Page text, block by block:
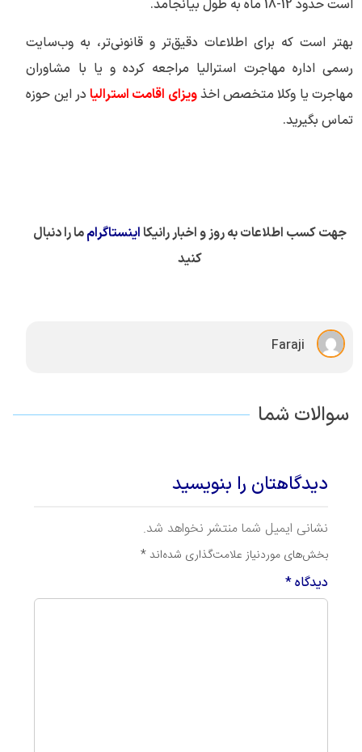
است حدود 12-18 ماه به طول بیانجامد.
بهتر است که برای اطلاعات دقیق‌تر و قانونی‌تر، به وب‌سایت
رسمی اداره مهاجرت استرالیا مراجعه کرده و یا با مشاوران
مهاجرت یا وکلا متخصص اخذویزای اقامت استرالیادر این حوزه
تماس بگیرید.
جهت کسب اطلاعات به روز و اخبار رانیکااینستاگرامما را دنبال
کنید
Faraji
سوالات شما
دیدگاهتان را بنویسید
نشانی ایمیل شما منتشر نخواهد شد.
بخش‌های موردنیاز علامت‌گذاری شده‌اند *
دیدگاه*